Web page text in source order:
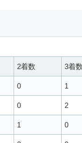
2着数 3着数
0 1
0 2
1 0